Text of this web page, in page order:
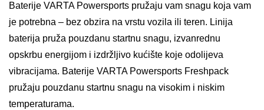
Baterije VARTA Powersports pružaju vam snagu koja vam
je potrebna – bez obzira na vrstu vozila ili teren. Linija
baterija pruža pouzdanu startnu snagu, izvanrednu
opskrbu energijom i izdržljivo kućište koje odolijeva
vibracijama. Baterije VARTA Powersports Freshpack
pružaju pouzdanu startnu snagu na visokim i niskim
temperaturama.